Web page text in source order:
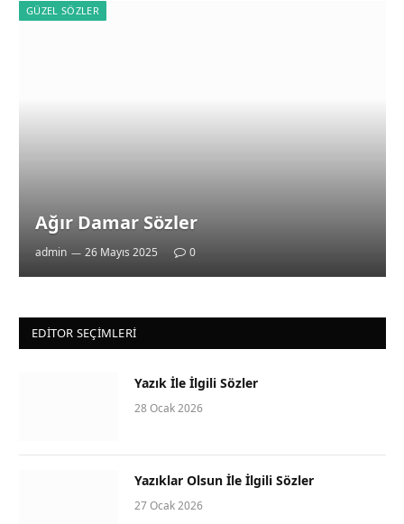
GÜZEL SÖZLER
Ağır Damar Sözler
admin 26 Mayıs 2025 0
EDITOR SEÇIMLERI
Yazık İle İlgili Sözler
28 Ocak 2026
Yazıklar Olsun İle İlgili Sözler
27 Ocak 2026